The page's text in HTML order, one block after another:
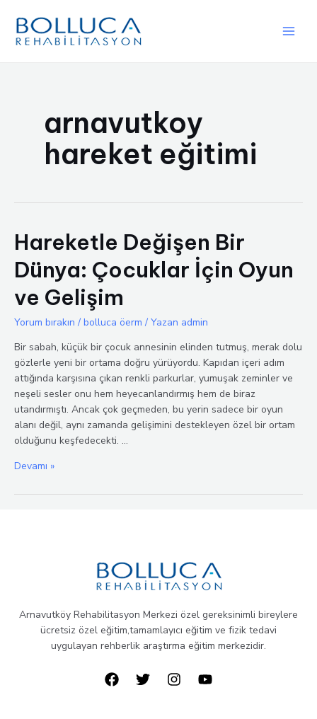
atla
arnavutkoy
hareket eğitimi
Hareketle Değişen Bir
Dünya: Çocuklar İçin Oyun
ve Gelişim
Yorum bırakın / bolluca öerm / Yazan admin
Bir sabah, küçük bir çocuk annesinin elinden tutmuş, merak dolu
gözlerle yeni bir ortama doğru yürüyordu. Kapıdan içeri adım
attığında karşısına çıkan renkli parkurlar, yumuşak zeminler ve
neşeli sesler onu hem heyecanlandırmış hem de biraz
utandırmıştı. Ancak çok geçmeden, bu yerin sadece bir oyun
alanı değil, aynı zamanda gelişimini destekleyen özel bir ortam
olduğunu keşfedecekti. …
Hareketle
Bir
Devamı »
Arnavutköy Rehabilitasyon Merkezi özel gereksinimli bireylere
ücretsiz özel eğitim,tamamlayıcı eğitim ve fizik tedavi
uygulayan rehberlik araştırma eğitim merkezidir.